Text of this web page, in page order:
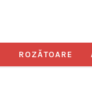
ROZĂTOARE